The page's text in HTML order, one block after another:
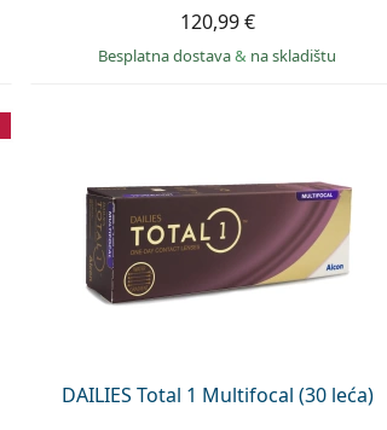
120,99 €
Besplatna dostava& na skladištu
DAILIES Total 1 Multifocal (30 leća)